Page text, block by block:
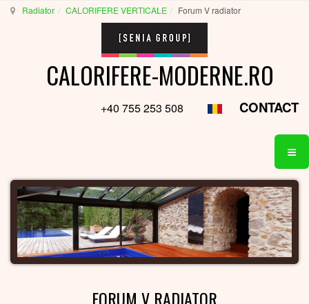
Radiator CALORIFERE VERTICALE Forum V radiator
CALORIFERE-MODERNE.RO
+40 755 253 508 CONTACT
FORUM V RADIATOR